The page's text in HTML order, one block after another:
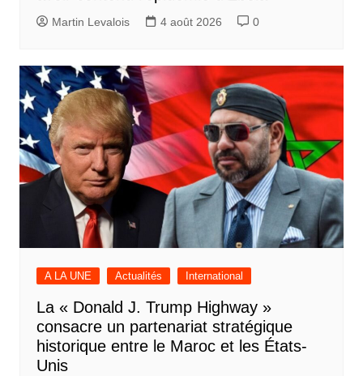
Martin Levalois 4 août 2026 0
A LA UNE Actualités International
La « Donald J. Trump Highway »
consacre un partenariat stratégique
historique entre le Maroc et les États-
Unis